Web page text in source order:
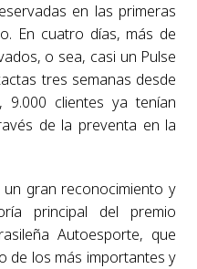
en las primeras
En cuatro días, más de
o sea, casi un Pulse
tres semanas desde
9.000 clientes ya tenían
de la preventa en la
gran reconocimiento y
principal del premio
Autoesporte, que
de los más importantes y